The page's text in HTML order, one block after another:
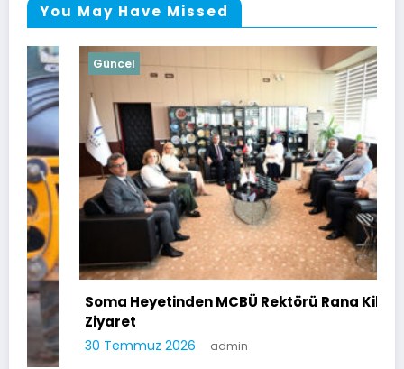
You May Have Missed
Güncel
Soma Heyetinden MCBÜ Rektörü Rana Kibar’a
Ziyaret
30 Temmuz 2026 admin